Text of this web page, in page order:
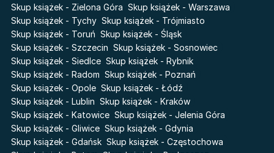
Basia. Wielka księga.
Poznawaj świat z Basią
The Hazel Wood
Zmierzch
Faye
Katie Maguire
Liceum Freuda
Sherlock Holmes Society
Cień od wschodu
Przebudzenie powietrza
Pieśń Lwicy
Akademia wampirów
Karneval
Baśń o złamanym sercu
Prosta zabawa
Skup książek - Zielona Góra Skup książek - Warszawa
Skup książek - Tychy Skup książek - Trójmiasto
Skup książek - Toruń Skup książek - Śląsk
Skup książek - Szczecin Skup książek - Sosnowiec
Skup książek - Siedlce Skup książek - Rybnik
Skup książek - Radom Skup książek - Poznań
Skup książek - Opole Skup książek - Łódź
Skup książek - Lublin Skup książek - Kraków
Skup książek - Katowice Skup książek - Jelenia Góra
Skup książek - Gliwice Skup książek - Gdynia
Skup książek - Gdańsk Skup książek - Częstochowa